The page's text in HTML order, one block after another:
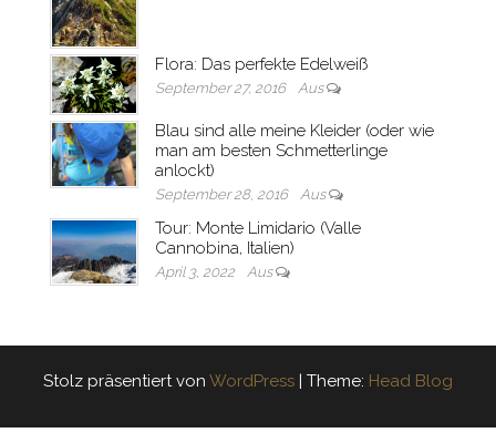
Flora: Das perfekte Edelweiß
September 27, 2016 Aus
Blau sind alle meine Kleider (oder wie
man am besten Schmetterlinge
anlockt)
September 28, 2016 Aus
Tour: Monte Limidario (Valle
Cannobina, Italien)
April 3, 2022 Aus
Stolz präsentiert von WordPress | Theme: Head Blog